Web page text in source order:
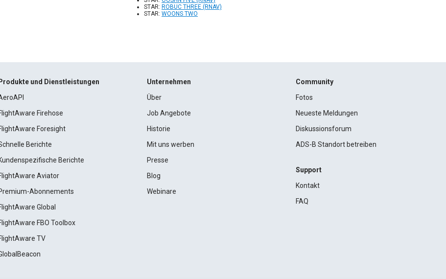
STAR: ROBUC THREE (RNAV)
STAR: WOONS TWO
Produkte und Dienstleistungen
Firehose
Foresight
Berichte
Berichte
Aviator
Abonnements
Global
FBO Toolbox
TV
Unternehmen
Über
Job Angebote
Historie
Mit uns werben
Presse
Blog
Webinare
Community
Fotos
Neueste Meldungen
Diskussionsforum
ADS-B Standort betreiben
Support
Kontakt
FAQ